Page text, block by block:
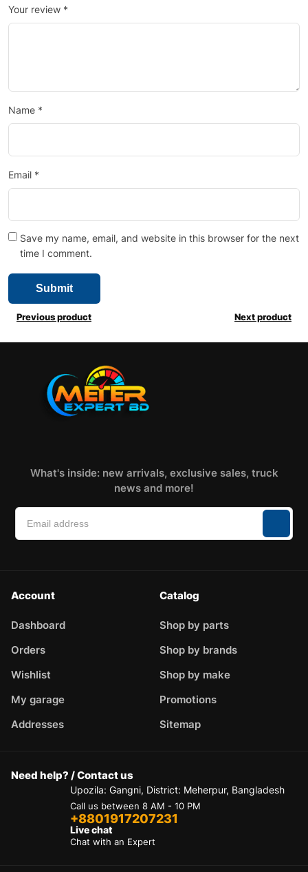
Your review *
Name *
Email *
Save my name, email, and website in this browser for the next
time I comment.
Previous product Next product
What's inside: new arrivals, exclusive sales, truck
news and more!
Account
Dashboard
Orders
Wishlist
My garage
Addresses
Catalog
Shop by parts
Shop by brands
Shop by make
Promotions
Sitemap
Need help? / Contact us
Upozila: Gangni, District: Meherpur, Bangladesh
Call us between 8 AM - 10 PM
+8801917207231
Live chat
Chat with an Expert